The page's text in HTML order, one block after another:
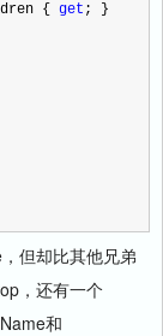
{ get ; }
但却比其他兄弟
，还有一个
和